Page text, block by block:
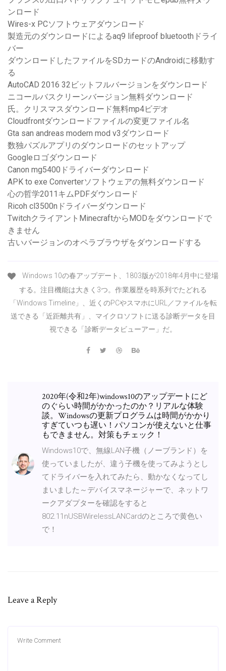
ンロード
Wires-x PCソフトウェアダウンロード
製造元のダウンロードによるaq9 lifeproof bluetoothドライ
バー
ダウンロードしたファイルをSDカードのAndroidに移動す
る
AutoCAD 2016 32ビットフルバージョンをダウンロード
ニコールバスクリーンバージョン無料ダウンロード
氏。クリスマスダウンロード無料mp4ビデオ
Cloudfrontダウンロードファイルの変更ファイル名
Gta san andreas modern mod v3ダウンロード
数独パズルアプリのダウンロードのセットアップ
Googleロゴダウンロード
Canon mg5400ドライバーダウンロード
APK to exe Converterソフトウェアの無料ダウンロード
心の哲学2011キムPDFダウンロード
Ricoh cl3500nドライバーダウンロード
TwitchクライアントMinecraftからMODをダウンロードで
きません
古いバージョンのオペラブラウザをダウンロードする
Windows 10の春アップデート、1803版が2018年4月中に登場
する。注目機能は大きく3つ。作業履歴を時系列でたどれる
「Windows Timeline」、近くのPCやスマホにURL／ファイルを転
送できる「近距離共有」、マイクロソフトに送る診断データを目
視できる「診断データビューアー」だ。
2020年(令和2年)windows10のアップデートにど
のぐらい時間がかかったのか？リアルな体験
談。Windowsの更新プログラムは時間がかかり
すぎていつも遅い！パソコンが使えないと仕事
もできません。対策もチェック！
Windows10で、無線LAN子機（ノーブランド）を
使っていましたが、違う子機を使ってみようとし
てドライバーを入れてみたら、動かなくなってし
まいました～デバイスマネージャーで、ネットワ
ークアダプターを確認をすると
802.11nUSBWirelessLANCardのところで黄色い
で！
Leave a Reply